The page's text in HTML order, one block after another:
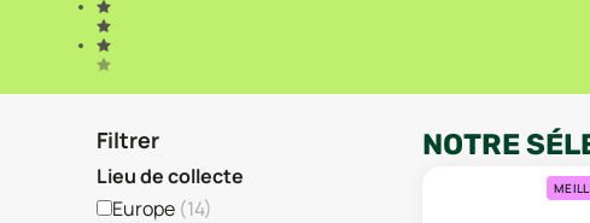
Filtrer
Lieu de collecte
Europe (14)
NOTRE